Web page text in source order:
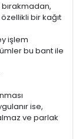
bir kağıt
işlem
bu bant ile
ise,
ve parlak